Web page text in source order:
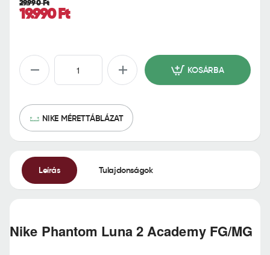
19.990 Ft
29.990 Ft
KOSÁRBA
NIKE MÉRETTÁBLÁZAT
Leírás Tulajdonságok
Nike Phantom Luna 2 Academy FG/MG